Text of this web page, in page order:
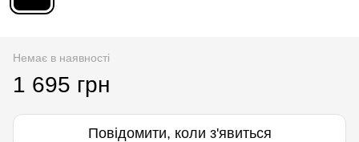
Немає в наявності
1 695 грн
Повідомити, коли з'явиться